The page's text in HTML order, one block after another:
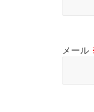
メール